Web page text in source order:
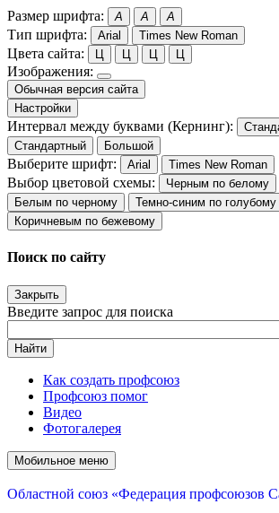
Размер шрифта: A A A
Тип шрифта: Arial Times New Roman
Цвета сайта: Ц Ц Ц Ц
Изображения:
Обычная версия сайта
Настройки
Интервал между буквами (Кернинг):
Стандартный
Большой
Выберите шрифт: Arial Times New Roman
Выбор цветовой схемы:
Черным по белому
Белым по черному
Темно-синим по голубому
Коричневым по бежевому
Поиск по сайту
Закрыть
Введите запрос для поиска
Найти
Как создать профсоюз
Профсоюз помог
Видео
Фотогалерея
Мобильное меню
Областной союз «Федерация профсоюзов